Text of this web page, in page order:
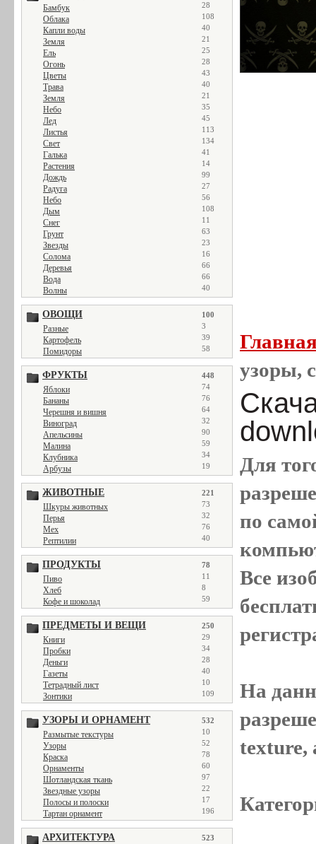
Бамбук 28
Облака 108
Капли воды 40
Земля 21
Ель 25
Огонь 28
Цветы 43
Трава 40
Земля 21
Небо 35
Лед 45
Листья 113
Свет 134
Галька 41
Растения 14
Дождь 99
Радуга 27
Небо 56
Дым 108
Снег 11
Грунт 63
Звезды 23
Солома 16
Деревья 66
Вода 66
Волны 40
ОВОЩИ 100
Разные 3
Картофель 39
Помидоры 58
ФРУКТЫ 448
Яблоки 74
Бананы 76
Черешня и вишня 64
Виноград 32
Апельсины 90
Малина 59
Клубника 34
Арбузы 19
ЖИВОТНЫЕ 221
Шкуры животных 73
Перья 32
Мех 76
Рептилии 40
ПРОДУКТЫ 78
Пиво 11
Хлеб 8
Кофе и шоколад 59
ПРЕДМЕТЫ И ВЕЩИ 250
Книги 29
Пробки 34
Деньги 28
Газеты 40
Тетрадный лист 10
Зонтики 109
УЗОРЫ И ОРНАМЕНТ 532
Размытые текстуры 10
Узоры 52
Краска 78
Орнаменты 60
Шотландская ткань 97
Звездные узоры 22
Полосы и полоски 17
Тартан орнамент 196
АРХИТЕКТУРА 523
узоры,
Для
по
Все
На
texture,